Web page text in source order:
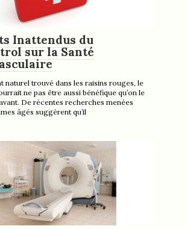
Inattendus du
sur la Santé
naturel trouvé dans les raisins rouges, le
ne pas être aussi bénéfique qu’on le
De récentes recherches menées
âgés suggèrent qu’il